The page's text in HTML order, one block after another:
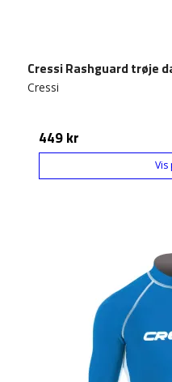
Cressi Rashguard trøje
Cressi
449 kr
Vis